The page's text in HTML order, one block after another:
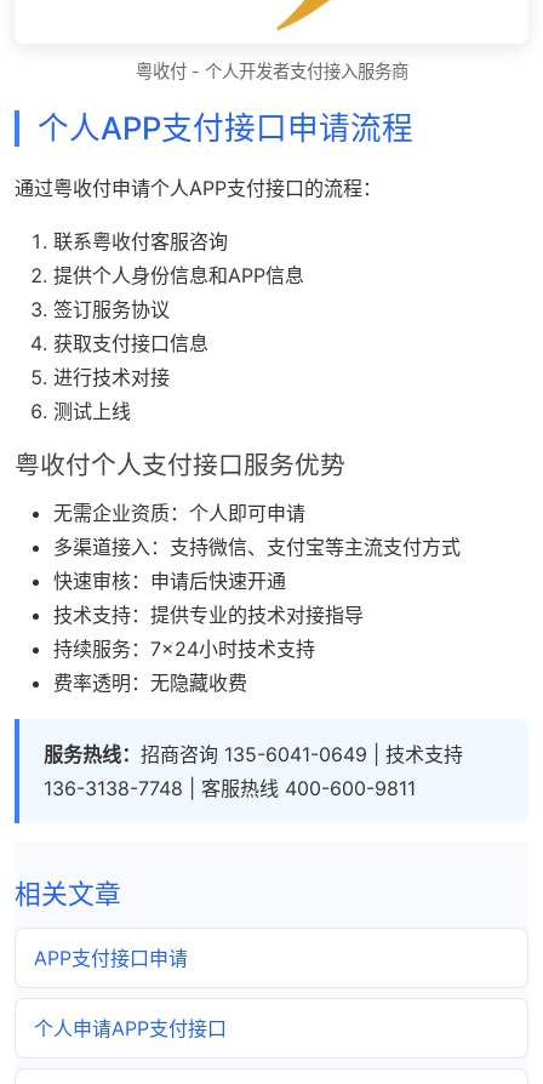
粤收付 - 个人开发者支付接入服务商
个人APP支付接口申请流程
通过粤收付申请个人APP支付接口的流程：
联系粤收付客服咨询
提供个人身份信息和APP信息
签订服务协议
获取支付接口信息
进行技术对接
测试上线
粤收付个人支付接口服务优势
无需企业资质：个人即可申请
多渠道接入：支持微信、支付宝等主流支付方式
快速审核：申请后快速开通
技术支持：提供专业的技术对接指导
持续服务：7×24小时技术支持
费率透明：无隐藏收费
服务热线： 招商咨询 135-6041-0649 | 技术支持
136-3138-7748 | 客服热线 400-600-9811
相关文章
APP支付接口申请
个人申请APP支付接口